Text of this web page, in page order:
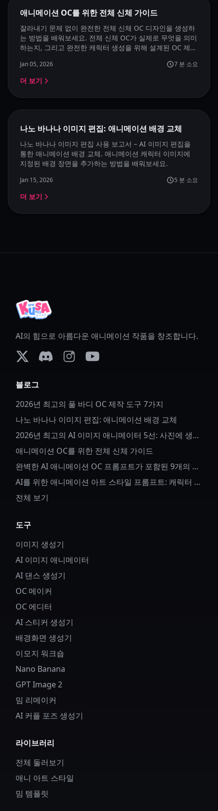
애니메이션 OC를 위한 전체 신체 가이드
잘라내기 문제 없이 완전한 전체 신체 OC 디자인을 생성하
는 방법을 배워보세요. 전체 신체 OC가 실제로 무엇을 의미
하는지, 그리고 완전한 캐릭터 생성을 위해 설계된 OC 제작
Jan 05, 2026 7 분 소요
더 보기
나노 바나나 이미지 편집: 애니메이션 배경 교체
나노 바나나 이미지 편집 사용 보고서 – AI 이미지 편집을
통한 애니메이션 배경 교체. 애니메이션 캐릭터 이미지에
지정된 배경 장면을 추가하는 방법을 배워보세요.
Jan 15, 2026 5 분 소요
더 보기
AI의 힘으로 아름다운 애니메이션 작품을 창조합니다.
블로그
2026년 최고의 풀 바디 OC 제작 도구 7가지
나노 바나나 이미지 편집: 애니메이션 배경 교체
2026년 최고의 AI 이미지 애니메이터 5선: 사진에 생명
을 불어넣다
애니메이션 OC를 위한 전체 신체 가이드
완벽한 AI 애니메이션 OC 프롬프트가 포함된 9개의 애
니메이션 OC 아이디어
AI를 위한 애니메이션 아트 스타일 프롬프트: 캐릭터 세
부사항과 스타일 제어 방법
전체 보기
도구
이미지 생성기
AI 이미지 애니메이터
AI 댄스 생성기
OC 메이커
OC 에디터
AI 스티커 생성기
배경화면 생성기
이모지 워크숍
Nano Banana
GPT Image 2
밈 리메이커
AI 커플 포즈 생성기
라이브러리
전체 둘러보기
애니 아트 스타일
밈 템플릿